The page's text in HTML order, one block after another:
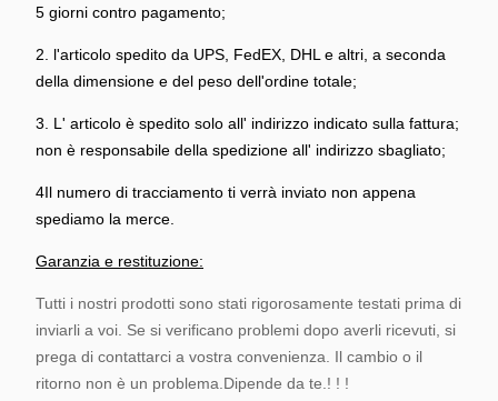
5 giorni contro pagamento;
2. l'articolo spedito da UPS, FedEX, DHL e altri, a seconda
della dimensione e del peso dell'ordine totale;
3. L' articolo è spedito solo all' indirizzo indicato sulla fattura;
non è responsabile della spedizione all' indirizzo sbagliato;
4Il numero di tracciamento ti verrà inviato non appena
spediamo la merce.
Garanzia e restituzione:
Tutti i nostri prodotti sono stati rigorosamente testati prima di
inviarli a voi. Se si verificano problemi dopo averli ricevuti, si
prega di contattarci a vostra convenienza. Il cambio o il
ritorno non è un problema.Dipende da te.! ! !